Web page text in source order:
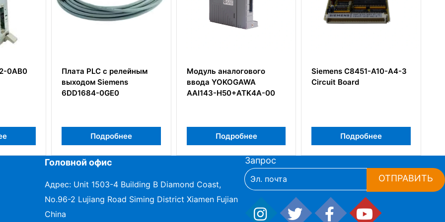
с релейным
Siemens
Подробнее
Модуль аналогового
ввода YOKOGAWA
AAI143-H50+ATK4A-00
Подробнее
Siemens C8451-A10-A4-3
Circuit Board
Подробнее
Плата интерфейса
Siemens 6DD1681-0CA2
Подробнее
Головной офис
Адрес: Unit 1503-4 Building B Diamond Coast,
No.96-2 Lujiang Road Siming District Xiamen Fujian
China
Запрос
ОТПРАВИТЬ